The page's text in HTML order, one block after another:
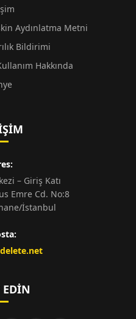
Aydınlatma Metni
Bildirimi
Hakkında
– Giriş Katı
Emre Cd. No:8
İstanbul
EDIN